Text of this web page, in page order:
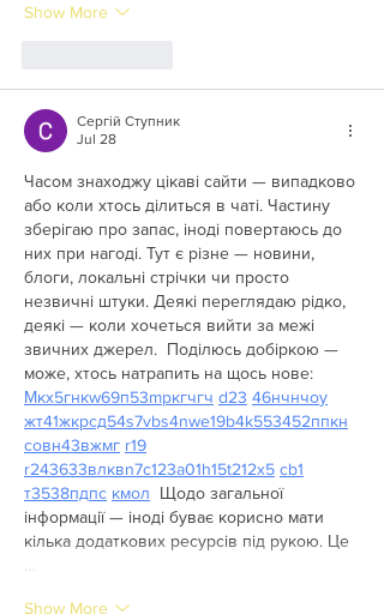
Show More
Сергій Ступник
Jul 28
Часом знаходжу цікаві сайти — випадково
або коли хтось ділиться в чаті. Частину
зберігаю про запас, іноді повертаюсь до
них при нагоді. Тут є різне — новини,
блоги, локальні стрічки чи просто
незвичні штуки. Деякі переглядаю рідко,
деякі — коли хочеться вийти за межі
звичних джерел.  Поділюсь добіркою —
може, хтось натрапить на щось нове:
Мкх5гнкw69п53mpкгчгч d23 46нчнчоу
жт41жкрсд54s7vbs4nwe19b4k553452ппкн
совн43вжмг r19
r243633влквn7c123a01h15t212x5 cb1
т3538пдпс кмол
  Щодо загальної
інформації — іноді буває корисно мати
кілька додаткових ресурсів під рукою. Це
…
Show More